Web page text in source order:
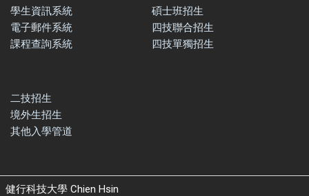
學生資訊系統
電子郵件系統
課程查詢系統
碩士班招生
四技聯合招生
四技單獨招生
二技招生
境外生招生
其他入學管道
健行科技大學 Chien Hsin